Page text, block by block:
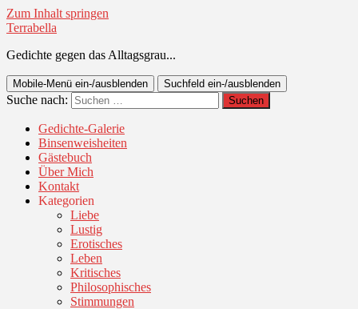
Zum Inhalt springen
Terrabella
Gedichte gegen das Alltagsgrau...
Mobile-Menü ein-/ausblenden Suchfeld ein-/ausblenden
Suche nach:
Gedichte-Galerie
Binsenweisheiten
Gästebuch
Über Mich
Kontakt
Kategorien
Liebe
Lustig
Erotisches
Leben
Kritisches
Philosophisches
Stimmungen